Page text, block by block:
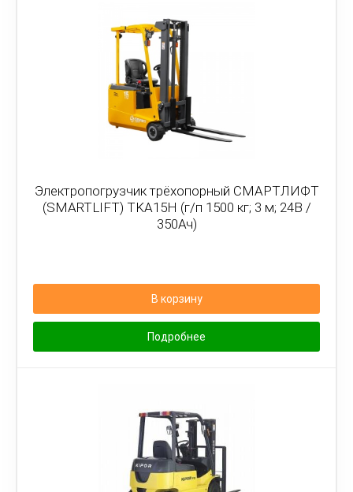
Электропогрузчик трёхопорный СМАРТЛИФТ
(SMARTLIFT) TKA15H (г/п 1500 кг; 3 м; 24В /
350Ач)
В корзину
Подробнее